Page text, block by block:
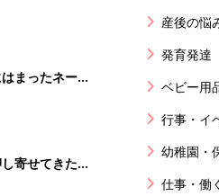
「おもち呼吸
まったネーミ
寄せてきた
いいの？」と
産後の悩
発育発達
ベビー用
行事・イ
幼稚園・
仕事・働く